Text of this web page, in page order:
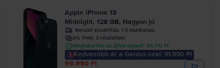
Apple iPhone 13
Midnight, 128 GB, Nagyon jó
Becsült kiszállítás: 1-3 munkanap
0% THM, 3 részletben
Megtakarítás az újhoz képest: 88.710 Ft
Kedvezőbb ár a Genius-szal: 91.990 Ft
99.990 Ft